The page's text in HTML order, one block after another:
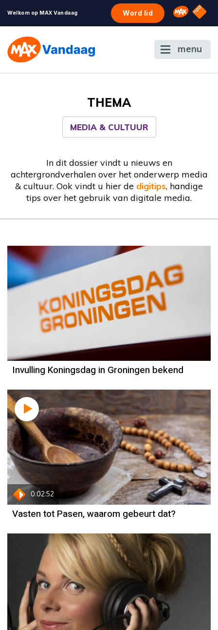
Welkom op MAX Vandaag Word lid Omroep
NPO
menu
THEMA
MEDIA & CULTUUR
In dit dossier vindt u nieuws en
achtergrondverhalen over het onderwerp media
& cultuur. Ook vindt u hier de digitips, handige
tips over het gebruik van digitale media.
Invulling Koningsdag in Groningen bekend
0:02:52
Vasten tot Pasen, waarom gebeurt dat?